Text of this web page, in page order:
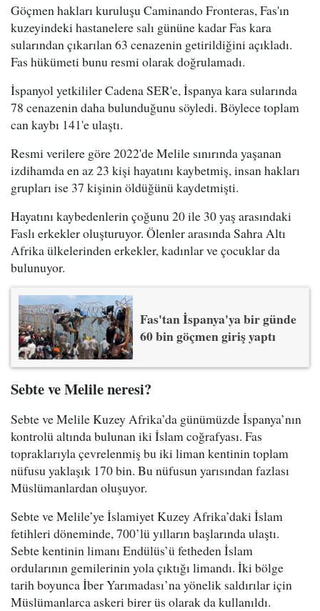
Göçmen hakları kuruluşu Caminando Fronteras, Fas'ın
kuzeyindeki hastanelere salı gününe kadar Fas kara
sularından çıkarılan 63 cenazenin getirildiğini açıkladı.
Fas hükümeti bunu resmi olarak doğrulamadı.
İspanyol yetkililer Cadena SER'e, İspanya kara sularında
78 cenazenin daha bulunduğunu söyledi. Böylece toplam
can kaybı 141'e ulaştı.
Resmi verilere göre 2022'de Melile sınırında yaşanan
izdihamda en az 23 kişi hayatını kaybetmiş, insan hakları
grupları ise 37 kişinin öldüğünü kaydetmişti.
Hayatını kaybedenlerin çoğunu 20 ile 30 yaş arasındaki
Faslı erkekler oluşturuyor. Ölenler arasında Sahra Altı
Afrika ülkelerinden erkekler, kadınlar ve çocuklar da
bulunuyor.
Fas'tan İspanya'ya bir günde
60 bin göçmen giriş yaptı
Sebte ve Melile neresi?
Sebte ve Melile Kuzey Afrika’da günümüzde İspanya’nın
kontrolü altında bulunan iki İslam coğrafyası. Fas
topraklarıyla çevrelenmiş bu iki liman kentinin toplam
nüfusu yaklaşık 170 bin. Bu nüfusun yarısından fazlası
Müslümanlardan oluşuyor.
Sebte ve Melile’ye İslamiyet Kuzey Afrika’daki İslam
fetihleri döneminde, 700’lü yılların başlarında ulaştı.
Sebte kentinin limanı Endülüs’ü fetheden İslam
ordularının gemilerinin yola çıktığı limandı. İki bölge
tarih boyunca İber Yarımadası’na yönelik saldırılar için
Müslümanlarca askeri birer üs olarak da kullanıldı.